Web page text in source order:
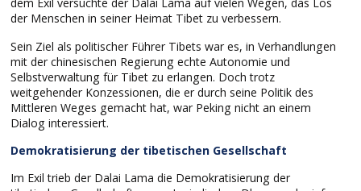
der Menschen in seiner Heimat Tibet zu verbessern.
Sein Ziel als politischer Führer Tibets war es, in Verhandlungen
mit der chinesischen Regierung echte Autonomie und
Selbstverwaltung für Tibet zu erlangen. Doch trotz
weitgehender Konzessionen, die er durch seine Politik des
Mittleren Weges gemacht hat, war Peking nicht an einem
Dialog interessiert.
Demokratisierung der tibetischen Gesellschaft
Im Exil trieb der Dalai Lama die Demokratisierung der